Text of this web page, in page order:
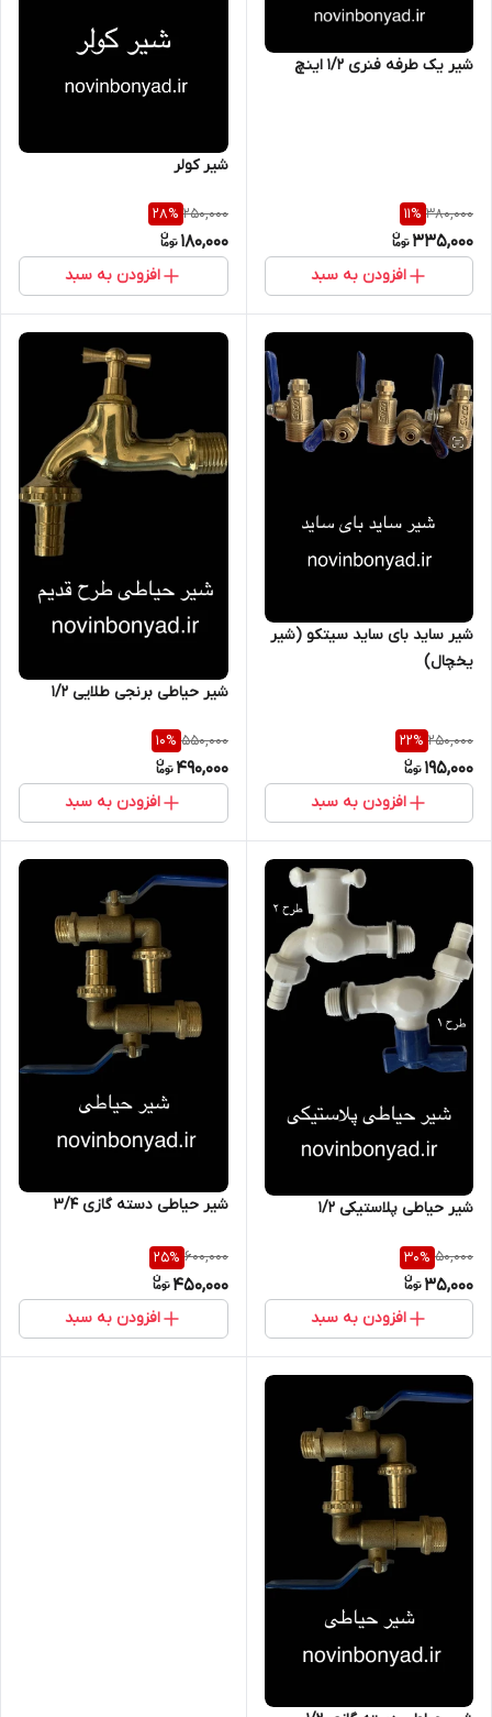
شیر یک طرفه فنری 1/2 اینچ
380,000
11%
335,000
افزودن به سبد
شیر کولر
250,000
28%
180,000
افزودن به سبد
شیر ساید بای ساید سیتکو (شیر
یخچال)
250,000
22%
195,000
افزودن به سبد
شیر حیاطی برنجی طلایی 1/2
550,000
10%
490,000
افزودن به سبد
شیر حیاطی پلاستیکی 1/2
50,000
30%
35,000
افزودن به سبد
شیر حیاطی دسته گازی 3/4
600,000
25%
450,000
افزودن به سبد